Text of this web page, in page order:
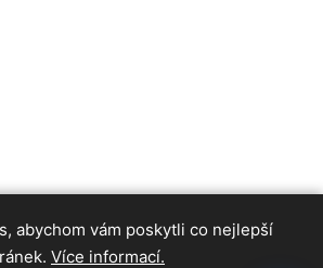
abychom vám poskytli co nejlepší
Více informací.